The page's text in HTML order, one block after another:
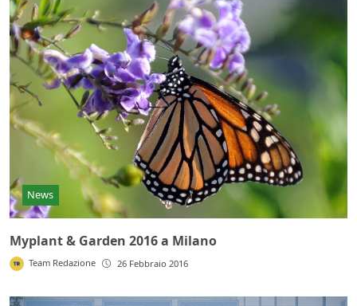
News
Myplant & Garden 2016 a Milano
Team Redazione 26 Febbraio 2016